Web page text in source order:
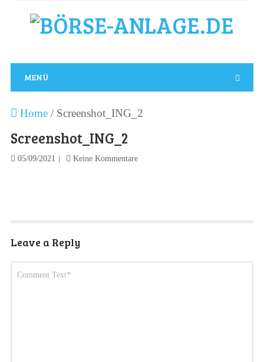
MENÜ
Home/ Screenshot_ING_2
Screenshot_ING_2
05/09/2021 Keine Kommentare
Leave a Reply